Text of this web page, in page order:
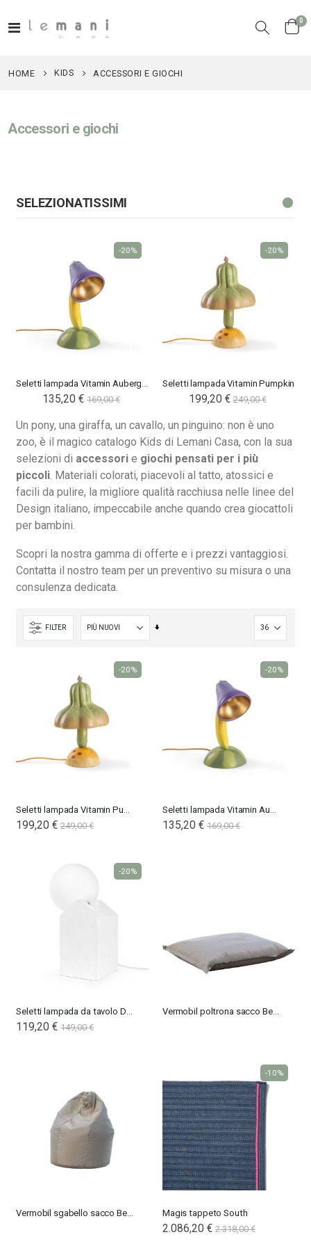
Toggle
Cart
0
HOME KIDS ACCESSORI E GIOCHI
Accessori e giochi
SELEZIONATISSIMI
Special
Price
135,20 € 169,00 €
-20%
Seletti lampada Vitamin Pumpkin
Special
Price
199,20 € 249,00 €
-20%
Un pony, una giraffa, un cavallo, un pinguino: non è uno
zoo, è il magico catalogo Kids di Lemani Casa, con la sua
selezioni di accessori e giochi pensati per i più
piccoli. Materiali colorati, piacevoli al tatto, atossici e
facili da pulire, la migliore qualità racchiusa nelle linee del
Design italiano, impeccabile anche quando crea giocattoli
per bambini.
Scopri la nostra gamma di offerte e i prezzi vantaggiosi.
Contatta il nostro team per un preventivo su misura o una
consulenza dedicata.
FILTER
Imposta
Special
Price
199,20 € 249,00 €
-20%
Special
Price
135,20 € 169,00 €
-20%
Special
Price
119,20 € 149,00 €
-20%
Vermobil poltrona sacco Bean
Vermobil sgabello sacco Bean Magis tappeto South
2.086,20 € 2.318,00 €
-10%
Nardi poltrona Folio Rocking
201,65 €
246,00 € -18%
Nardi poltrona Folio Rocking
201,65 €
246,00 €